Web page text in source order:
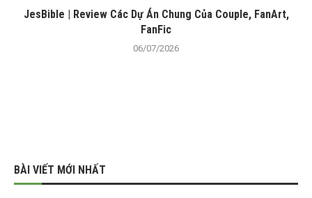
JesBible | Review Các Dự Án Chung Của Couple, FanArt,
FanFic
06/07/2026
BÀI VIẾT MỚI NHẤT